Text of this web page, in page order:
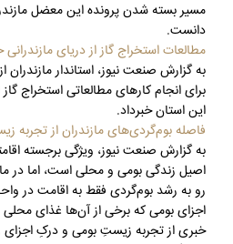
مسیر بسته شدن پرونده این معضل
دانست.
مطالعات استخراج گاز از دریای
به گزارش صنعت نیوز، استاندار
برای انجام کارهای مطالعاتی استخراج گاز
این استان خبرداد.
فاصله بوم‌گردی‌های مازندران از تجربه
به گزارش صنعت نیوز، ویژگی برجسته
اصیل زندگی بومی و محلی است، اما در
رو به رشد بوم‌گردی‌ فقط به اقامت در
اجزای بومی که برخی از آن‌ها غذای
خبری از تجربه زیستِ بومی و درکِ اجزای